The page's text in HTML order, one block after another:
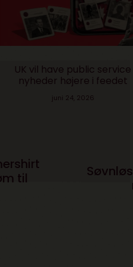
UK vil have public service
nyheder højere i feedet
juni 24, 2026
til